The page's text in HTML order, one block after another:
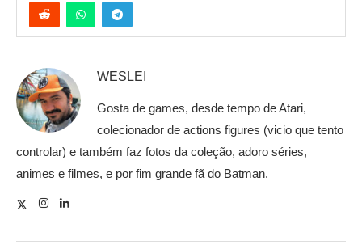
WESLEI
Gosta de games, desde tempo de Atari,
colecionador de actions figures (vicio que tento
controlar) e também faz fotos da coleção, adoro séries,
animes e filmes, e por fim grande fã do Batman.